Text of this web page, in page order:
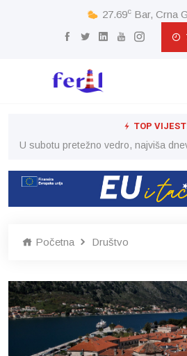
27.69c Bar, Crna
TOP
U subotu pretežno vedro, najviša
Početna Društvo